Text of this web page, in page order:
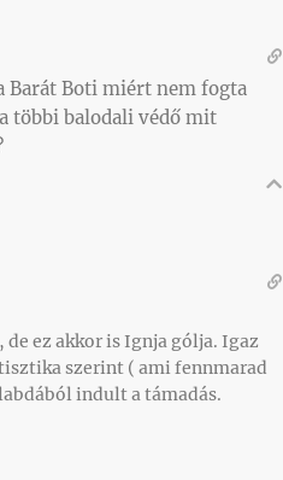
Barát Boti miért nem fogta
többi balodali védő mit
ez akkor is Ignja gólja. Igaz
szerint ( ami fennmarad
indult a támadás.